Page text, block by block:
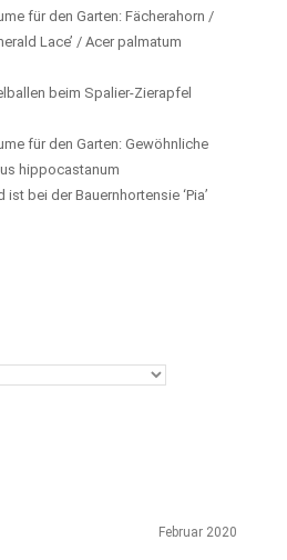
für den Garten: Fächerahorn /
Lace’ / Acer palmatum
beim Spalier-Zierapfel
für den Garten: Gewöhnliche
hippocastanum
bei der Bauernhortensie ‘Pia’
Februar 2020